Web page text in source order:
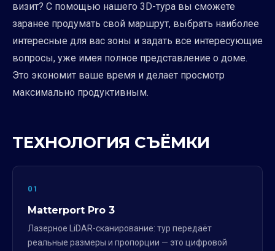
визит? С помощью нашего 3D-тура вы сможете
заранее продумать свой маршрут, выбрать наиболее
интересные для вас зоны и задать все интересующие
вопросы, уже имея полное представление о доме.
Это экономит ваше время и делает просмотр
максимально продуктивным.
ТЕХНОЛОГИЯ СЪЁМКИ
01
Matterport Pro 3
Лазерное LiDAR-сканирование: тур передаёт
реальные размеры и пропорции — это цифровой